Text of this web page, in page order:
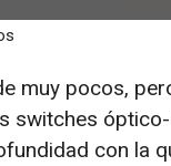
muy pocos,
switches
con la